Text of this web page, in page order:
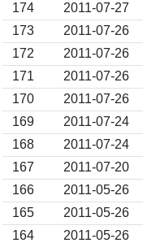
174
2011-07-27
173
2011-07-26
172
2011-07-26
171
2011-07-26
170
2011-07-26
169
2011-07-24
168
2011-07-24
167
2011-07-20
166
2011-05-26
165
2011-05-26
164
2011-05-26